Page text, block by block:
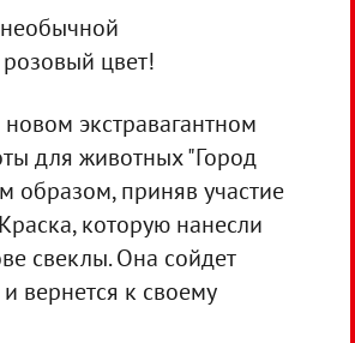
цвет!
экстравагантном
для животных "Город
образом, приняв участие
которую нанесли
свеклы. Она сойдет
вернется к своему